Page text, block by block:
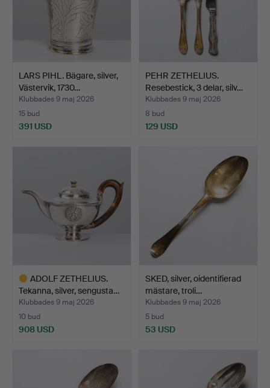
LARS PIHL. Bägare, silver,
Västervik, 1730…
Klubbades 9 maj 2026
15 bud
391 USD
PEHR ZETHELIUS.
Resebestick, 3 delar, silv…
Klubbades 9 maj 2026
8 bud
129 USD
ADOLF ZETHELIUS.
Tekanna, silver, sengusta…
Klubbades 9 maj 2026
10 bud
908 USD
SKED, silver, oidentifierad
mästare, troli…
Klubbades 9 maj 2026
5 bud
53 USD